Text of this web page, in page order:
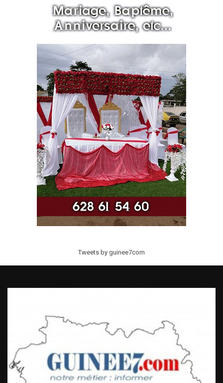
Tweets by guinee7com